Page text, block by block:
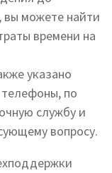
вы можете найти
времени на
указано
по
службу и
вопросу.